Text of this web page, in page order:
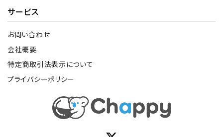
サービス
お問い合わせ
会社概要
特定商取引法表示について
プライバシーポリシー